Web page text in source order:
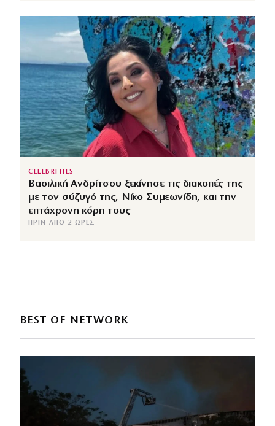
CELEBRITIES
Βασιλική Ανδρίτσου ξεκίνησε τις διακοπές της
με τον σύζυγό της, Νίκο Συμεωνίδη, και την
επτάχρονη κόρη τους
ΠΡΙΝ ΑΠΌ 2 ΏΡΕΣ
BEST OF NETWORK